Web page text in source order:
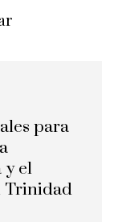
para
y el
Trinidad